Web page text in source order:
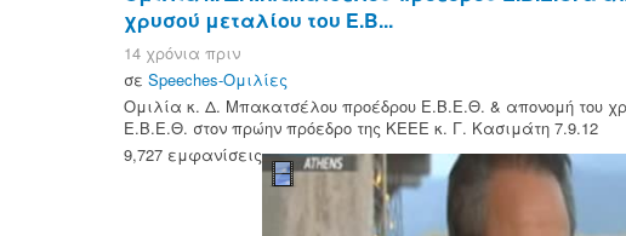
χρυσού μεταλίου του Ε.Β...
14 χρόνια πριν
σε Speeches-Ομιλίες
Ομιλία κ. Δ. Μπακατσέλου προέδρου Ε.Β.Ε.Θ. & απονομή του
Ε.Β.Ε.Θ. στον πρώην πρόεδρο της ΚΕΕΕ κ. Γ. Κασιμάτη 7.9.12
9,727 εμφανίσεις